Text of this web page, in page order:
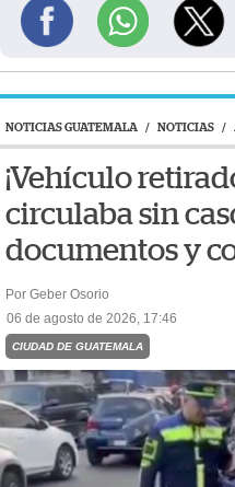
NOTICIAS GUATEMALA / NOTICIAS /
¡Vehículo
circulaba sin
documentos y
Por Geber Osorio
06 de agosto de 2026, 17:46
CIUDAD DE GUATEMALA